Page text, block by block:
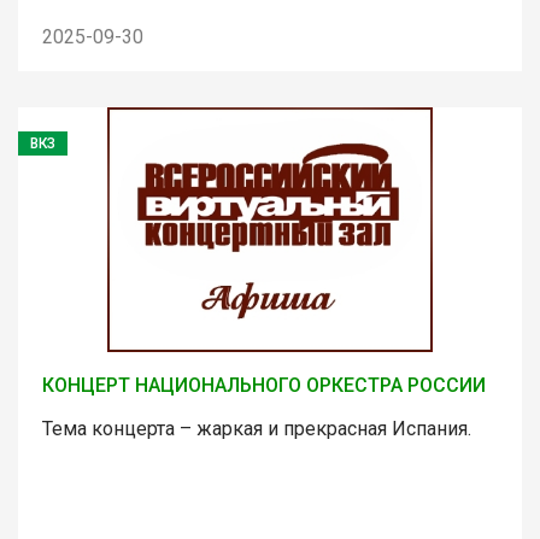
2025-09-30
ВКЗ
КОНЦЕРТ НАЦИОНАЛЬНОГО ОРКЕСТРА РОССИИ
Тема концерта – жаркая и прекрасная Испания.